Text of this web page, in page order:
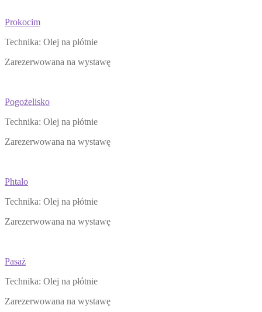
Prokocim
Technika: Olej na płótnie
Zarezerwowana na wystawę
Pogożelisko
Technika: Olej na płótnie
Zarezerwowana na wystawę
Phtalo
Technika: Olej na płótnie
Zarezerwowana na wystawę
Pasaż
Technika: Olej na płótnie
Zarezerwowana na wystawę